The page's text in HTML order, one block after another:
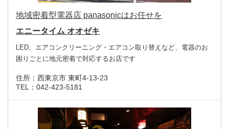
地域密着型電器店 panasonicはお任せを
エニータイム オオゼキ
LED、エアコンクリーニング・エアコン取り替えなど、電器のお
困りごとに地元密着で対応するお店です
住所： 西東京市 東町4-13-23
TEL： 042-423-5181